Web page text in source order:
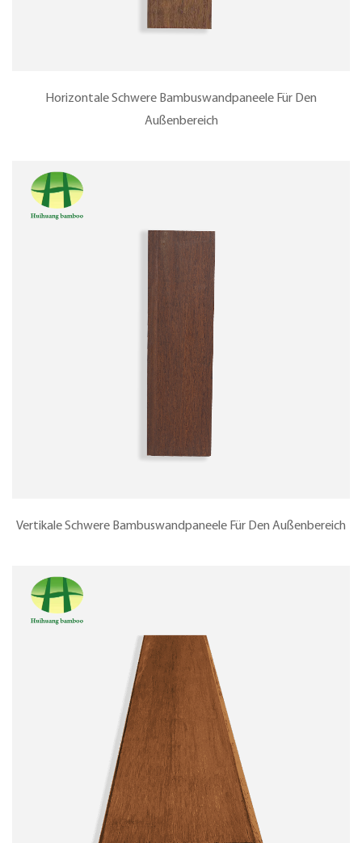
Horizontale Schwere Bambuswandpaneele Für Den
Außenbereich
Vertikale Schwere Bambuswandpaneele Für Den Außenbereich